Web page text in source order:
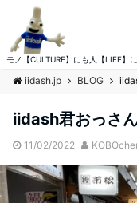
モノ【CULTURE】にも人【LIFE】
iidash.jp BLOG
iidash君おっさ
11/02/2022